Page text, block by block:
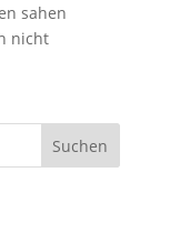
sahen
nicht